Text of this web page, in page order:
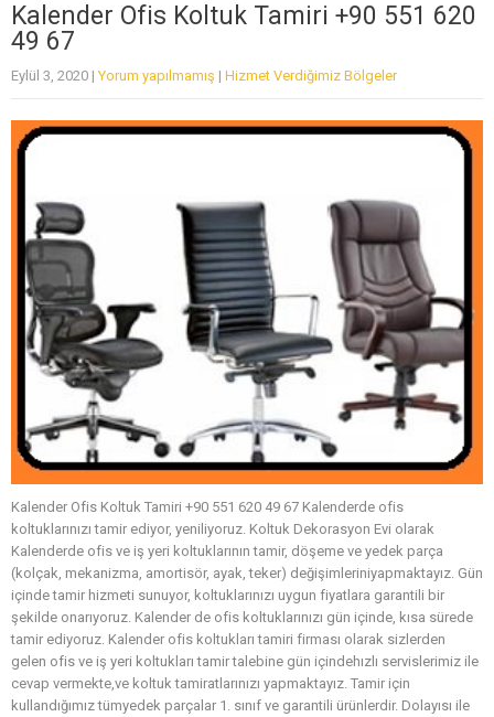
Kalender Ofis Koltuk Tamiri +90 551 620
49 67
Eylül 3, 2020 |Yorum yapılmamış | Hizmet Verdiğimiz Bölgeler
Kalender Ofis Koltuk Tamiri +90 551 620 49 67 Kalenderde ofis
koltuklarınızı tamir ediyor, yeniliyoruz. Koltuk Dekorasyon Evi olarak
Kalenderde ofis ve iş yeri koltuklarının tamir, döşeme ve yedek parça
(kolçak, mekanizma, amortisör, ayak, teker) değişimleriniyapmaktayız. Gün
içinde tamir hizmeti sunuyor, koltuklarınızı uygun fiyatlara garantili bir
şekilde onarıyoruz. Kalender de ofis koltuklarınızı gün içinde, kısa sürede
tamir ediyoruz. Kalender ofis koltukları tamiri firması olarak sizlerden
gelen ofis ve iş yeri koltukları tamir talebine gün içindehızlı servislerimiz ile
cevap vermekte,ve koltuk tamiratlarınızı yapmaktayız. Tamir için
kullandığımız tümyedek parçalar 1. sınıf ve garantili ürünlerdir. Dolayısı ile